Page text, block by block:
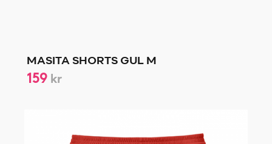
MASITA SHORTS GUL M
159 kr